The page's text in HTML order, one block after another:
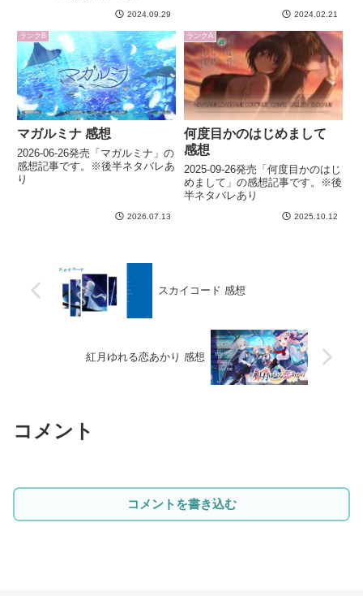
2024.09.29 2024.02.21
ランクB
マガルミナ 感想
2026-06-26発売「マガルミナ」の
感想記事です。※後半ネタバレあ
り
2026.07.13
ランクA
何度目かのはじめまして
感想
2025-09-26発売「何度目かのはじ
めまして」の感想記事です。※後
半ネタバレあり
2025.10.12
スカイコード 感想
紅月ゆれる恋あかり 感想
コメント
コメントを書き込む